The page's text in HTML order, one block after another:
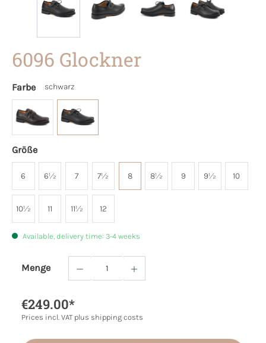
6096 Glockner
Farbe schwarz
Größe
6 6½ 7 7½ 8 8½ 9 9½ 10
10½ 11 11½ 12
Available, delivery time: 3-4 weeks
Menge
Product Quantity: Enter the desired
€249.00*
Prices incl. VAT plus shipping costs